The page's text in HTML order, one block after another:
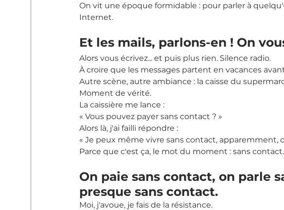
On vit une époque formidable : pour parler à
Internet.
Et les mails, parlons-en ! On
Alors vous écrivez... et puis plus rien. Silence radio.
À croire que les messages partent en vacances
Autre scène, autre ambiance : la caisse du
Moment de vérité.
La caissière me lance :
« Vous pouvez payer sans contact ? »
Alors là, j'ai failli répondre :
« Je peux même vivre sans contact, apparemment,
Parce que c'est ça, le mot du moment : sans contact.
On paie sans contact, on parle
presque sans contact.
Moi, j'avoue, je fais de la résistance.